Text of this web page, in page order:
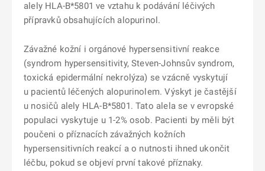
alely HLA-B*5801 ve vztahu k podávání léčivých
přípravků obsahujících alopurinol.
Závažné kožní i orgánové hypersensitivní reakce
(syndrom hypersensitivity, Steven-Johnsův syndrom,
toxická epidermální nekrolýza) se vzácně vyskytují
u pacientů léčených alopurinolem. Výskyt je častější
u nosičů alely HLA-B*5801. Tato alela se v evropské
populaci vyskytuje u 1-2% osob. Pacienti by měli být
poučeni o příznacích závažných kožních
hypersensitivních reakcí a o nutnosti ihned ukončit
léčbu, pokud se objeví první takové příznaky.